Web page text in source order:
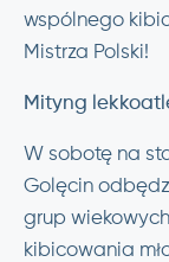
wspólnego
Mistrza Polski!
Mityng
W sobotę na
Golęcin
grup
kibicowania